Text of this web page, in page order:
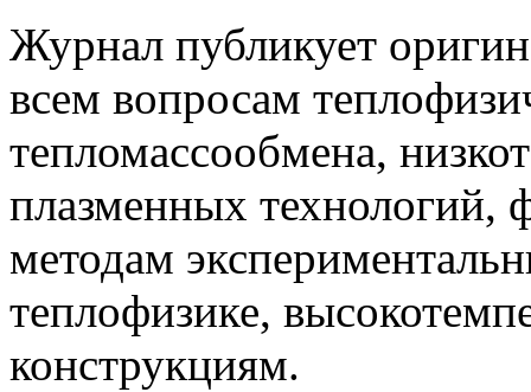
Журнал публикует
всем вопросам
тепломассообмена,
плазменных технологий,
методам
теплофизике,
конструкциям.